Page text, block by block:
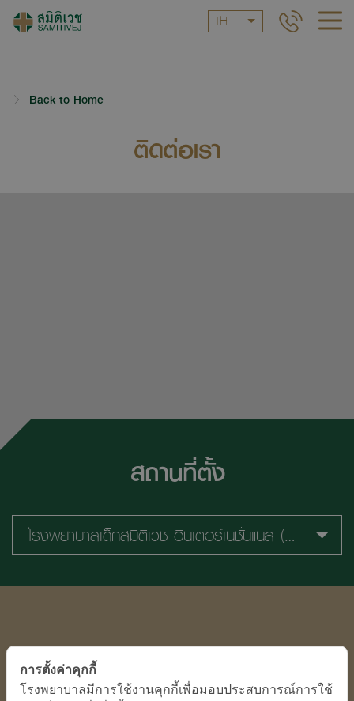
TH
Back to Home
ติดต่อเรา
สถานที่ตั้ง
โรงพยาบาลเด็กสมิติเวช อินเตอร์เนชั่นแนล (ศรีนครินทร์)
การตั้งค่าคุกกี้
โรงพยาบาลมีการใช้งานคุกกี้เพื่อมอบประสบการณ์การใช้